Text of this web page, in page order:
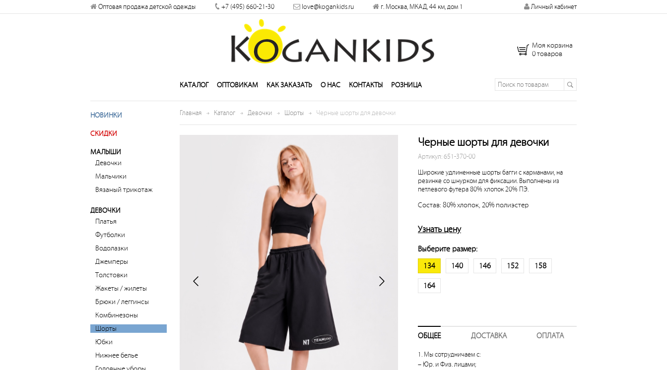
Разрешите сайту kogankids.ru
Разрешить
Оптовая продажа детской одежды +7 (495) 660-21-30 love@kogankids.ru г. Москва, МКАД, 44 км, дом 1 Личный кабинет
Моя корзина
0 товаров
КАТАЛОГ ОПТОВИКАМ КАК ЗАКАЗАТЬ О НАС КОНТАКТЫ РОЗНИЦА
НОВИНКИ
СКИДКИ
МАЛЫШИ
Девочки
Мальчики
Вязаный трикотаж
ДЕВОЧКИ
Платья
Футболки
Водолазки
Джемперы
Толстовки
Жакеты / жилеты
Брюки / леггинсы
Комбинезоны
Шорты
Юбки
Нижнее белье
Главная Каталог Девочки Шорты Черные шорты для девочки
Черные шорты для девочки
Артикул: 651-370-00
Широкие удлиненные шорты багги с карманами, на
резинке со шнурком для фиксации. Выполнены из
петлевого футера 80% хлопок 20% ПЭ.
Состав: 80% хлопок, 20% полиэстер
Узнать цену
Выберите размер:
134
140 146 152 158
164
ОБЩЕЕ ДОСТАВКА ОПЛАТА
1. Мы сотрудничаем с:
– Юр. и Физ. лицами;